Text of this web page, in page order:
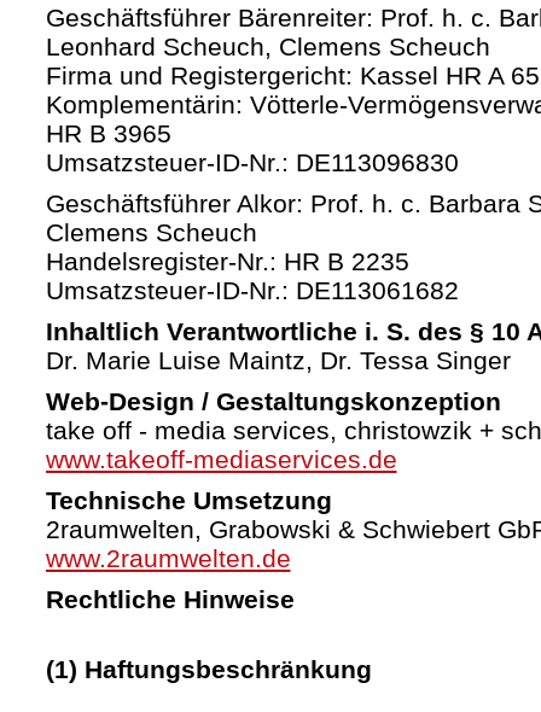
Geschäftsführer Bärenreiter: Prof. h. c.
Leonhard Scheuch, Clemens Scheuch
Firma und Registergericht: Kassel HR A
Komplementärin: Vötterle-
HR B 3965
Umsatzsteuer-ID-Nr.: DE113096830
Geschäftsführer Alkor: Prof. h. c. Barbara
Clemens Scheuch
Handelsregister-Nr.: HR B 2235
Umsatzsteuer-ID-Nr.: DE113061682
Inhaltlich Verantwortliche i. S. des § 10
Dr. Marie Luise Maintz, Dr. Tessa Singer
Web-Design / Gestaltungskonzeption
take off - media services, christowzik +
www.takeoff-mediaservices.de
Technische Umsetzung
2raumwelten, Grabowski & Schwiebert
www.2raumwelten.de
Rechtliche Hinweise
(1) Haftungsbeschränkung